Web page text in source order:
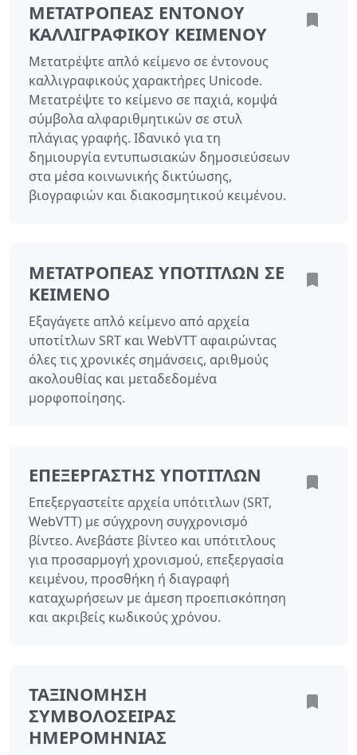
ΜΕΤΑΤΡΟΠΈΑΣ ΈΝΤΟΝΟΥ
ΚΑΛΛΙΓΡΑΦΙΚΟΎ ΚΕΙΜΈΝΟΥ
Μετατρέψτε απλό κείμενο σε έντονους
καλλιγραφικούς χαρακτήρες Unicode.
Μετατρέψτε το κείμενο σε παχιά, κομψά
σύμβολα αλφαριθμητικών σε στυλ
πλάγιας γραφής. Ιδανικό για τη
δημιουργία εντυπωσιακών δημοσιεύσεων
στα μέσα κοινωνικής δικτύωσης,
βιογραφιών και διακοσμητικού κειμένου.
ΜΕΤΑΤΡΟΠΈΑΣ ΥΠΟΤΊΤΛΩΝ ΣΕ
ΚΕΊΜΕΝΟ
Εξαγάγετε απλό κείμενο από αρχεία
υποτίτλων SRT και WebVTT αφαιρώντας
όλες τις χρονικές σημάνσεις, αριθμούς
ακολουθίας και μεταδεδομένα
μορφοποίησης.
ΕΠΕΞΕΡΓΑΣΤΉΣ ΥΠΌΤΙΤΛΩΝ
Επεξεργαστείτε αρχεία υπότιτλων (SRT,
WebVTT) με σύγχρονη συγχρονισμό
βίντεο. Ανεβάστε βίντεο και υπότιτλους
για προσαρμογή χρονισμού, επεξεργασία
κειμένου, προσθήκη ή διαγραφή
καταχωρήσεων με άμεση προεπισκόπηση
και ακριβείς κωδικούς χρόνου.
ΤΑΞΙΝΌΜΗΣΗ
ΣΥΜΒΟΛΟΣΕΙΡΆΣ
ΗΜΕΡΟΜΗΝΊΑΣ